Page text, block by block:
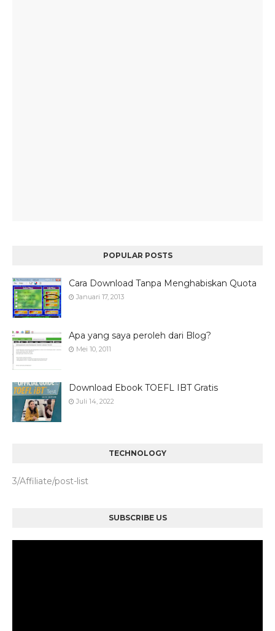
POPULAR POSTS
Cara Download Tanpa Menghabiskan Quota
Januari 17, 2013
Apa yang saya peroleh dari Blog?
Mei 10, 2011
Download Ebook TOEFL IBT Gratis
Juli 14, 2022
TECHNOLOGY
3/Affiliate/post-list
SUBSCRIBE US